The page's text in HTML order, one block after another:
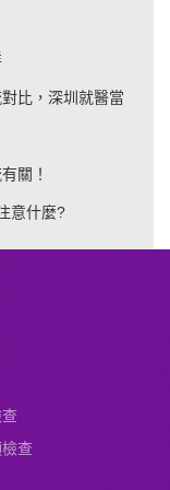
比，深圳就醫當
關！
意什麼?
查